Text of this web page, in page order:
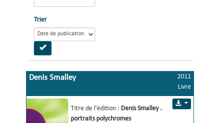
Trier
Denis Smalley
portraits polychromes
2011
Livre
Titre de l'édition : Denis Smalley .
portraits polychromes